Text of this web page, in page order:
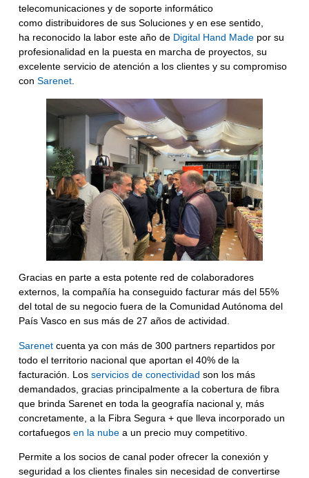
telecomunicaciones y de soporte informático
como distribuidores de sus Soluciones y en ese sentido,
ha reconocido la labor este año de Digital Hand Made por su
profesionalidad en la puesta en marcha de proyectos, su
excelente servicio de atención a los clientes y su compromiso
con Sarenet.
Gracias en parte a esta potente red de colaboradores
externos, la compañía ha conseguido facturar más del 55%
del total de su negocio fuera de la Comunidad Autónoma del
País Vasco en sus más de 27 años de actividad.
Sarenetcuenta ya con más de 300 partnersrepartidos por
todo el territorio nacional que aportan el 40% de la
facturación. Los servicios de conectividad son los más
demandados, gracias principalmente a la cobertura de fibra
que brinda Sarenet en toda la geografía nacional y, más
concretamente, a la Fibra Segura +que lleva incorporado un
cortafuegos en la nubea un precio muy competitivo.
Permite a los socios de canal poder ofrecer la conexión y
seguridad a los clientes finales sin necesidad de convertirse